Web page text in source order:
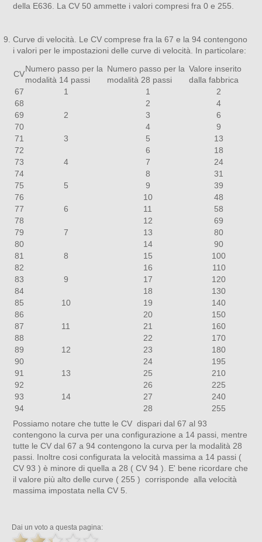
della E636. La CV 50 ammette i valori compresi fra 0 e 255.
Curve di velocità. Le CV comprese fra la 67 e la 94 contengono
i valori per le impostazioni delle curve di velocità. In particolare:
CV
Numero passo per la
modalità 14 passi
Numero passo per la
modalità 28 passi
Valore inserito
dalla fabbrica
67
1 1
2
68
2
4
69
2 3
6
70
4
9
71
3 5
13
72
6
18
73
4 7
24
74
8
31
75
5 9
39
76
10
48
77
6 11
58
78
12
69
79
7 13
80
80
14
90
81
8 15
100
82
16
110
83
9 17
120
84
18
130
85
10 19
140
86
20
150
87
11 21
160
88
22
170
89
12 23
180
90
24
195
91
13 25
210
92
26
225
93
14 27
240
94
28
255
Possiamo notare che tutte le CV dispari dal 67 al 93
contengono la curva per una configurazione a 14 passi, mentre
tutte le CV dal 67 a 94 contengono la curva per la modalità 28
passi. Inoltre cosi configurata la velocità massima a 14 passi (
CV 93 ) è minore di quella a 28 ( CV 94 ). E' bene ricordare che
il valore più alto delle curve ( 255 ) corrisponde alla velocità
massima impostata nella CV 5.
Dai un voto a questa pagina: